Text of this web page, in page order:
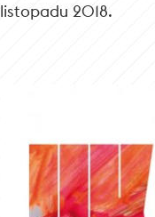
listopadu 2018.